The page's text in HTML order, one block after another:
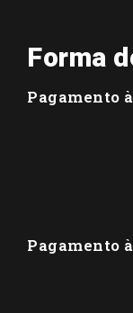
Forma
Pagamento
Pagamento